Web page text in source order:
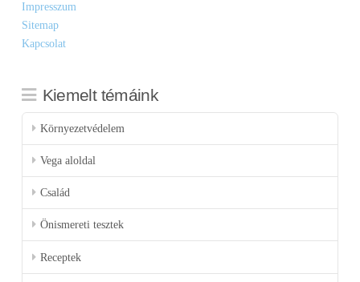
Impresszum
Sitemap
Kapcsolat
Kiemelt témáink
Környezetvédelem
Vega aloldal
Család
Önismereti tesztek
Receptek